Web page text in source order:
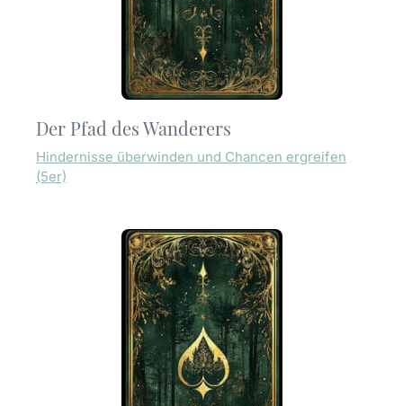
Der Pfad des Wanderers
Hindernisse überwinden und Chancen ergreifen
(5er)